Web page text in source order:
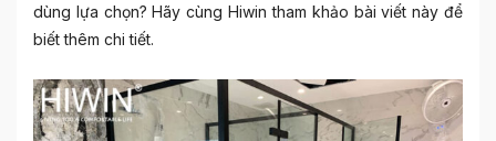
dùng lựa chọn? Hãy cùng Hiwin tham khảo bài viết này để
biết thêm chi tiết.